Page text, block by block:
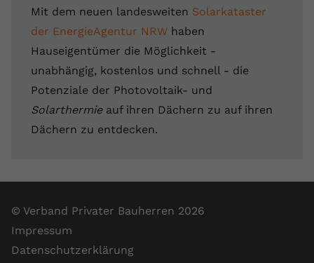
Mit dem neuen landesweiten Solarkataster
der EnergieAgentur NRW haben
Hauseigentümer die Möglichkeit -
unabhängig, kostenlos und schnell - die
Potenziale der Photovoltaik- und
Solarthermieauf ihren Dächern zu auf ihren
Dächern zu entdecken.
© Verband Privater Bauherren 2026
Impressum
Datenschutzerklärung